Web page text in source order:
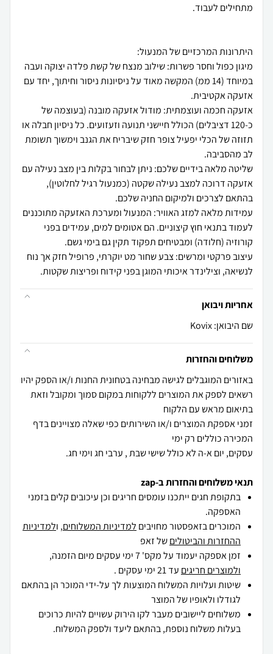
מיגון כפול וחסר פשרות: שילוב מנצח של קשת פלדה יצוקה ועבה
במיוחד (14 ממ) המקשה מאוד על ניסיונות ניסור וחיתוך, יחד עם
אזעקה חכמה ועוצמתית: מודול אזעקה מובנה (בעוצמה של
כ-120 דציבלים) הכולל חיישני תנועה וזעזועים. כל ניסיון חבלה או
תזוזה של הכלי יפעיל צופר חזק שיבריח את הגנב וימשוך תשומת
שליטה מלאה בידיים שלכם: ניתן לבחור בקלות בין מצב נעילה עם
אזעקה דרוכה למצב נעילה שקטה (כמנעול רגיל לחלוטין),
עמידות מלאה למזג האוויר: המנעול ומערכת האזעקה מתוכננים
לעמוד בתנאי חוץ קיצוניים. הם אטומים למים, עמידים בפני
עיצוב פרקטי ומרשים: צבע שחור מט יוקרתי, פרופיל חזק אך נוח
לנשיאה, וצילינדר איכותי המוגן בפני קידוח ופריצות שקטות.
אחריות ויבואן
שם היבואן: Kovix
משלוחים והחזרות
באזורים המוגבלים לגישה מבחינה בטחונית החנות ו/או הספק יהיו
רשאים לספק את המוצרים ללקוחות במקום סמוך ומקובל וזאת
זמני אספקת המוצרים ו/או השירותים כפי שאלה מצויינים בדף
עסקים, יום א-ה לא כולל שישי שבת , ערבי חג וימי חג.
תנאי משלוחים והחזרות ב-zap
בתקופת חגים ייתכנו עומסים חריגים וכן עיכובים קלים בזמני
האספקה.
המוכרים בזאפסטור מחויבים למדיניות המשלוחים, ולמדיניות
ההחזרות והביטוליםשל זאפ
זמן אספקה יעמוד על מקס' 7 ימי עסקים מיום הזמנה,
ולמוצרים חריגים עד 21 ימי עסקים .
שיטות ועלויות המשלוח המוצעות לך על-ידי המוכר הן בהתאם
לגודלו ולאופיו של המוצר
משלוחים ליישובים מעבר לקו הירוק עשויים להיות כרוכים
בעלות משלוח נוספת, בהתאם ליעד ולספק המשלוח.